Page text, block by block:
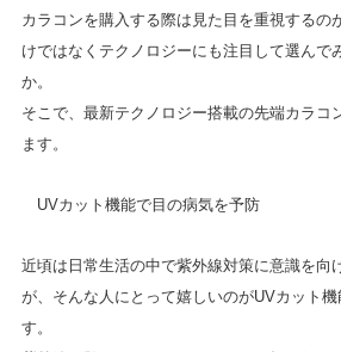
カラコンを購入する際は見た目を重視するの
けではなくテクノロジーにも注目して選んで
か。
そこで、最新テクノロジー搭載の先端カラコ
ます。
UVカット機能で目の病気を予防
近頃は日常生活の中で紫外線対策に意識を向
が、そんな人にとって嬉しいのがUVカット
す。